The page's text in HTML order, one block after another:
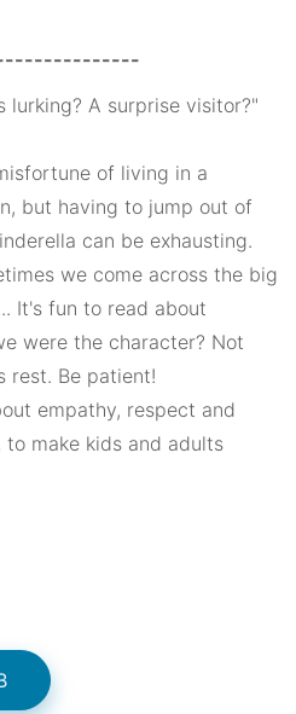
lurking? A surprise visitor?"
of living in a
but having to jump out of
can be exhausting.
we come across the big
It's fun to read about
were the character? Not
rest. Be patient!
empathy, respect and
make kids and adults